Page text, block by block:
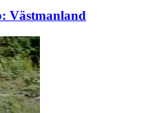
Västmanland